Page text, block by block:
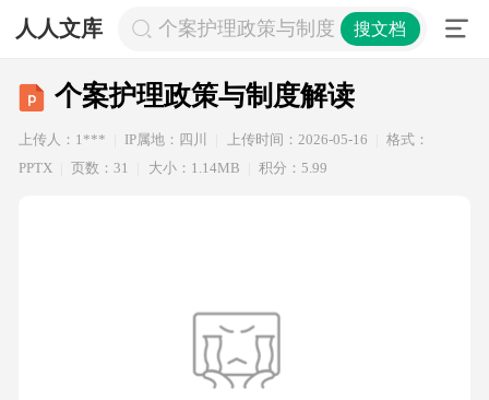
人人文库 个案护理政策与制度解读搜文档
个案护理政策与制度解读
上传人：1*** IP属地：四川 上传时间：2026-05-16
格式：
PPTX
页数：31 大小：1.14MB 积分：5.99